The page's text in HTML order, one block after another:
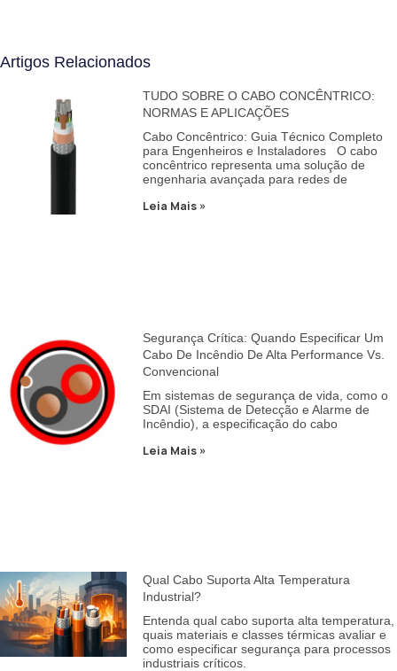
Artigos Relacionados
TUDO SOBRE O CABO CONCÊNTRICO:
NORMAS E APLICAÇÕES
Cabo Concêntrico: Guia Técnico Completo
para Engenheiros e Instaladores O cabo
concêntrico representa uma solução de
engenharia avançada para redes de
Leia Mais »
Segurança Crítica: Quando Especificar Um
Cabo De Incêndio De Alta Performance Vs.
Convencional
Em sistemas de segurança de vida, como o
SDAI (Sistema de Detecção e Alarme de
Incêndio), a especificação do cabo
Leia Mais »
Qual Cabo Suporta Alta Temperatura
Industrial?
Entenda qual cabo suporta alta temperatura,
quais materiais e classes térmicas avaliar e
como especificar segurança para processos
industriais críticos.